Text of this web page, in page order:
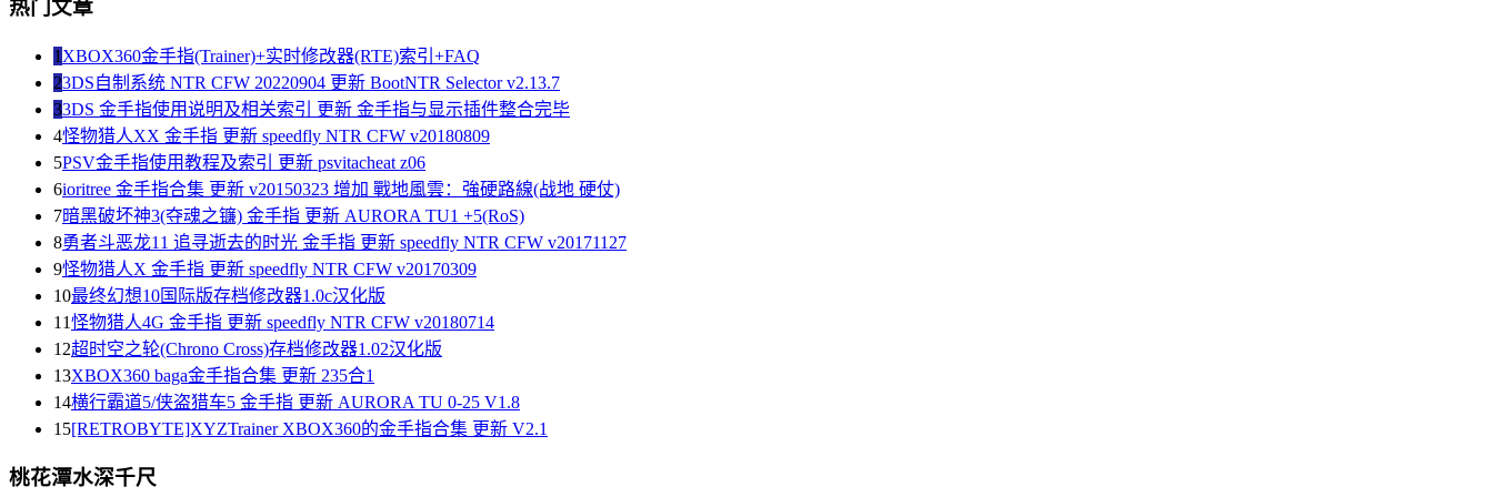
热门文章
1 XBOX360金手指(Trainer)+实时修改器(RTE)索引+FAQ
23DS自制系统 NTR CFW 20220904 更新 BootNTR Selector v2.13.7
33DS 金手指使用说明及相关索引 更新 金手指与显示插件整合完毕
4怪物猎人XX 金手指 更新 speedfly NTR CFW v20180809
5PSV金手指使用教程及索引 更新 psvitacheat z06
6ioritree 金手指合集 更新 v20150323 增加 戰地風雲：強硬路線(战地 硬仗)
7暗黑破坏神3(夺魂之镰) 金手指 更新 AURORA TU1 +5(RoS)
8勇者斗恶龙11 追寻逝去的时光 金手指 更新 speedfly NTR CFW v20171127
9怪物猎人X 金手指 更新 speedfly NTR CFW v20170309
10最终幻想10国际版存档修改器1.0c汉化版
11怪物猎人4G 金手指 更新 speedfly NTR CFW v20180714
12超时空之轮(Chrono Cross)存档修改器1.02汉化版
13XBOX360 baga金手指合集 更新 235合1
14横行霸道5/侠盗猎车5 金手指 更新 AURORA TU 0-25 V1.8
15[RETROBYTE]XYZTrainer XBOX360的金手指合集 更新 V2.1
桃花潭水深千尺